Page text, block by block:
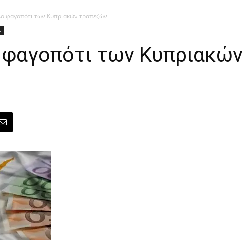
φαγοπότι των Κυπριακών τραπεζών
των Κυπριακών